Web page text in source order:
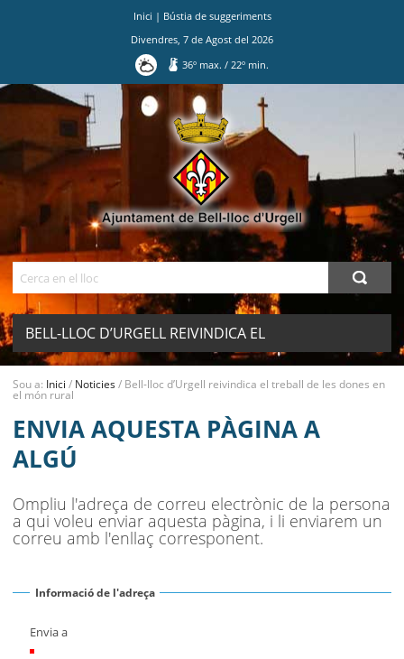
Inici | Bústia de suggeriments
Divendres 7 de Agost del 2026
36º max./ 22º min.
BELL-LLOC D’URGELL REIVINDICA EL
TREBALL DE LES DONES EN EL MÓN
AJUNTAMENT
SEU ELECTRÒNICA
Sou a: Inici / Noticies/ Bell-lloc d’Urgell reivindica el treball de les dones en
el món rural
ENVIA AQUESTA PÀGINA A
ALGÚ
Ompliu l'adreça de correu electrònic de la persona
a qui voleu enviar aquesta pàgina, i li enviarem un
correu amb l'enllaç corresponent.
Informació de l'adreça
Envia a